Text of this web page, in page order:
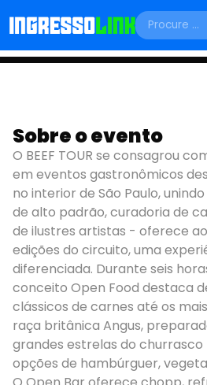
BEEF
Sobre o evento
O BEEF TOUR se consagrou
em eventos gastronômicos
no interior de São Paulo,
de alto padrão, curadoria de
de ilustres artistas - oferece
edições do circuito, uma
diferenciada. Durante seis
conceito Open Food destaca
clássicos de carnes até os
raça britânica Angus,
grandes estrelas do churrasco
opções de hambúrguer,